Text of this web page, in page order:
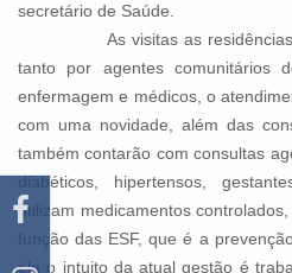
secretário de Saúde.
As visitas as residências
tanto por agentes comunitários
enfermagem e médicos, o
com uma novidade, além das
também contarão com consultas
diabéticos, hipertensos,
utilizam medicamentos
função das ESF, que é a
ela o intuito da atual gestão é